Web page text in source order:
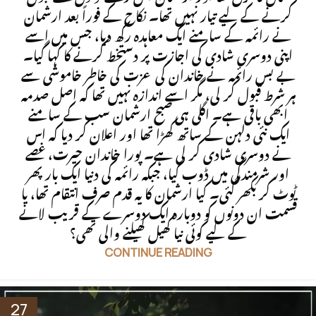
کرنے کے لیے تیار نہیں تھا۔ نکاح کے فوراً بعد ارشمان
نے رائمہ کے سامنے ایک معاہدہ رکھ دیا، جس میں اسے
اپنی دوسری شادی کی اجازت پر دستخط کرنے کا کہا گیا۔
بے بس رائمہ نے خاندان کی عزت کی خاطر خاموشی سے
ہر شرط قبول کر لی، مگر اسے اندازہ نہیں تھا کہ اصل صدمہ
ابھی باقی ہے۔ اگلی ہی صبح ارشمان سب کے سامنے
ایک نئی دلہن کے ساتھ کھڑا تھا اور اعلان کر دیا کہ اس
نے دوسری شادی کر لی ہے۔ پورا خاندان حیرت، غصے
اور شرمندگی میں ڈوب گیا، جبکہ رائمہ کی دنیا ایک بار پھر
ٹوٹ کر بکھر گئی۔ کیا ارشمان کا یہ قدم صرف انتقام تھا، یا
قسمت ان دونوں کو دوبارہ ایک دوسرے کے قریب لانے
کے لیے کوئی نیا کھیل کھیلنے والی تھی؟
CONTINUE READING
27